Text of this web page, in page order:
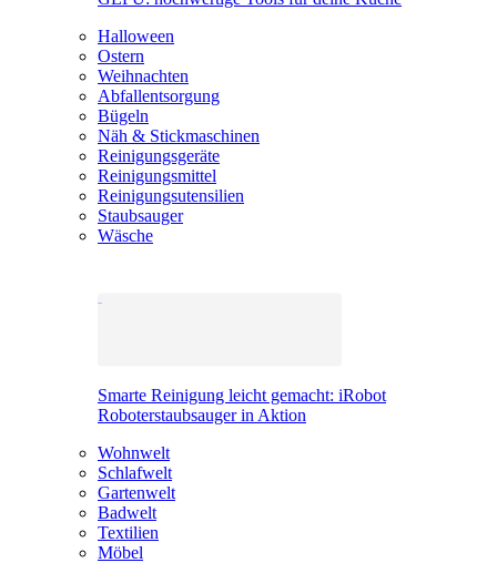
Halloween
Ostern
Weihnachten
Abfallentsorgung
Bügeln
Näh & Stickmaschinen
Reinigungsgeräte
Reinigungsmittel
Reinigungsutensilien
Staubsauger
Wäsche
Smarte Reinigung leicht gemacht: iRobot
Roboterstaubsauger in Aktion
Wohnwelt
Schlafwelt
Gartenwelt
Badwelt
Textilien
Möbel